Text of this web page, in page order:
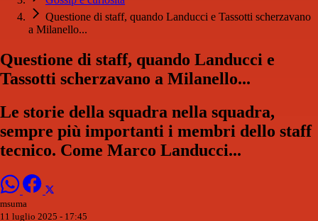
Questione di staff, quando Landucci e Tassotti scherzavano
a Milanello...
Questione di staff, quando Landucci e
Tassotti scherzavano a Milanello...
Le storie della squadra nella squadra,
sempre più importanti i membri dello staff
tecnico. Come Marco Landucci...
msuma
11 luglio 2025 - 17:45